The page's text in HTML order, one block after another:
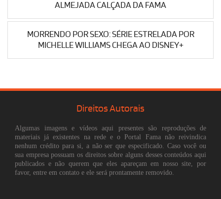
ALMEJADA CALÇADA DA FAMA
MORRENDO POR SEXO: SÉRIE ESTRELADA POR
MICHELLE WILLIAMS CHEGA AO DISNEY+
Direitos Autorais
Algumas imagens e vídeos aqui presentes são reproduções de
materiais já existentes na rede e o Portal Fama não reivindica
nenhum crédito para si, a não ser que especificado. Caso você ou
sua empresa possuam os direitos sobre alguns desses conteúdos aqui
publicados e não querem que eles apareçam em nosso site, por
favor, entre em contato e ele será prontamente removido.